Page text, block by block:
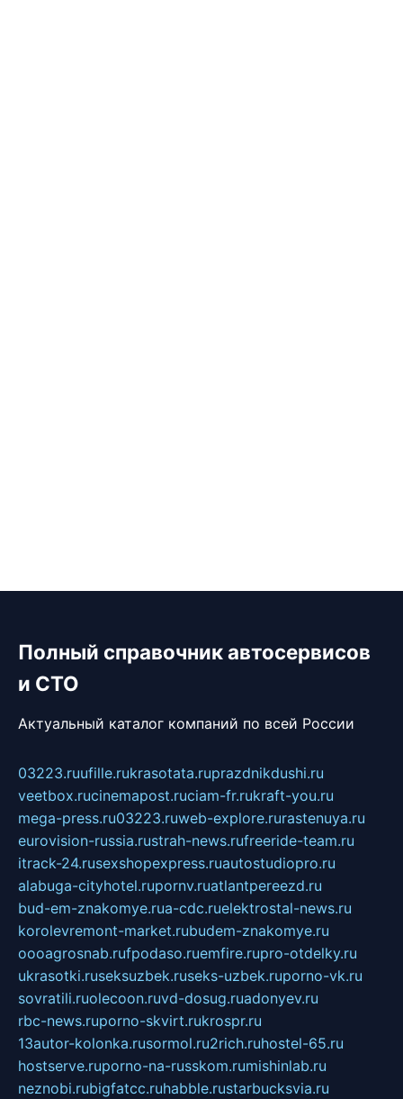
Полный справочник автосервисов
и СТО
Актуальный каталог компаний по всей России
03223.ruufille.rukrasotata.ruprazdnikdushi.ru
veetbox.rucinemapost.ruciam-fr.rukraft-you.ru
mega-press.ru03223.ruweb-explore.rurastenuya.ru
eurovision-russia.rustrah-news.rufreeride-team.ru
itrack-24.rusexshopexpress.ruautostudiopro.ru
alabuga-cityhotel.rupornv.ruatlantpereezd.ru
bud-em-znakomye.rua-cdc.ruelektrostal-news.ru
korolevremont-market.rubudem-znakomye.ru
oooagrosnab.rufpodaso.ruemfire.rupro-otdelky.ru
ukrasotki.ruseksuzbek.ruseks-uzbek.ruporno-vk.ru
sovratili.ruolecoon.ruvd-dosug.ruadonyev.ru
rbc-news.ruporno-skvirt.rukrospr.ru
13autor-kolonka.rusormol.ru2rich.ruhostel-65.ru
hostserve.ruporno-na-russkom.rumishinlab.ru
neznobi.rubigfatcc.ruhabble.rustarbucksvia.ru